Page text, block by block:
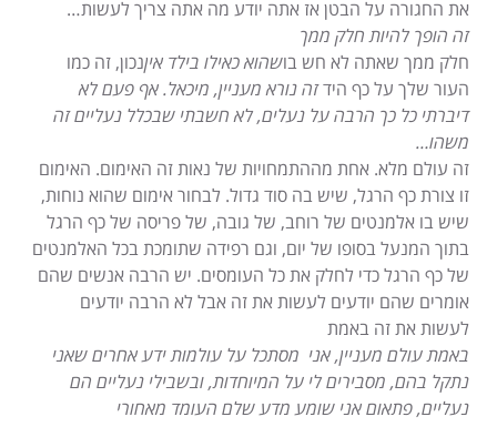
את החגורה על הבטן אז אתה יודע מה אתה צריך לעשות…
זה הופך להיות חלק ממך
חלק ממך שאתה לא חש בושהוא כאילו בילד איןנכון, זה כמו
העור שלך על כף הידזה נורא מעניין, מיכאל. אף פעם לא
דיברתי כל כך הרבה על נעלים, לא חשבתי שבכלל נעליים זה
משהו…
זה עולם מלא. אחת מההתמחויות של נאות זה האימום. האימום
זו צורת כף הרגל, שיש בה סוד גדול. לבחור אימום שהוא נוחות,
שיש בו אלמנטים של רוחב, של גובה, של פריסה של כף הרגל
בתוך המנעל בסופו של יום, וגם רפידה שתומכת בכל האלמנטים
של כף הרגל כדי לחלק את כל העומסים. יש הרבה אנשים שהם
אומרים שהם יודעים לעשות את זה אבל לא הרבה יודעים
לעשות את זה באמת
באמת עולם מעניין, אני מסתכל על עולמות ידע אחרים שאני
נתקל בהם, מסבירים לי על המיוחדות, ובשבילי נעליים הם
נעליים, פתאום אני שומע מדע שלם העומד מאחורי